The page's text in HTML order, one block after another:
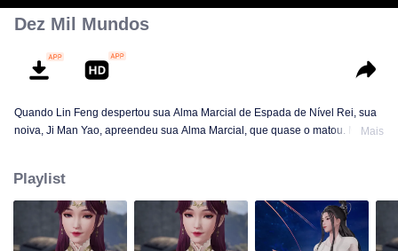
Dez Mil Mundos
Quando Lin Feng despertou sua Alma Marcial de Espada de Nível Rei, sua
noiva, Ji Man Yao, apreendeu sua Alma Marcial, que quase o matou. Mas
ajuda de sua irmã, de seu avô e do novo poder que obteve do Cemitério dos
Deuses. Eventualmente, Lin Feng se recompôs e alcançou o auge das artes
Mais
Playlist